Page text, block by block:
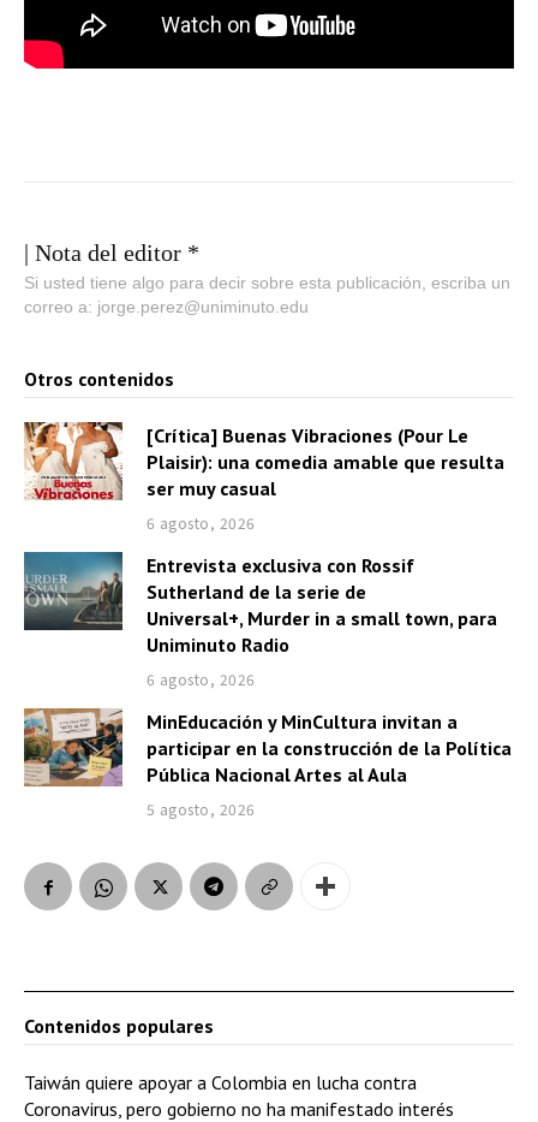
| Nota del editor *
Si usted tiene algo para decir sobre esta publicación, escriba un
correo a: jorge.perez@uniminuto.edu
Otros contenidos
[Crítica] Buenas Vibraciones (Pour Le
Plaisir): una comedia amable que resulta
ser muy casual
6 agosto, 2026
Entrevista exclusiva con Rossif
Sutherland de la serie de
Universal+, Murder in a small town, para
Uniminuto Radio
6 agosto, 2026
MinEducación y MinCultura invitan a
participar en la construcción de la Política
Pública Nacional Artes al Aula
5 agosto, 2026
Contenidos populares
Taiwán quiere apoyar a Colombia en lucha contra
Coronavirus, pero gobierno no ha manifestado interés